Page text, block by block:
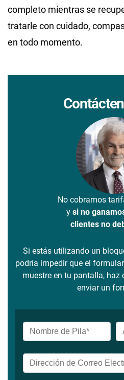
completo mientras se
tratarle con cuidado,
en todo momento.
No cobramos
y si no
clientes no
Si estás utilizando un
podría impedir que el
muestre en tu pantalla, haz
enviar un